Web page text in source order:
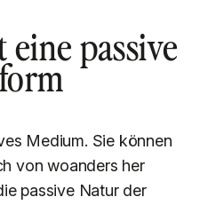
eine passive
Medium. Sie können
von woanders her
passive Natur der